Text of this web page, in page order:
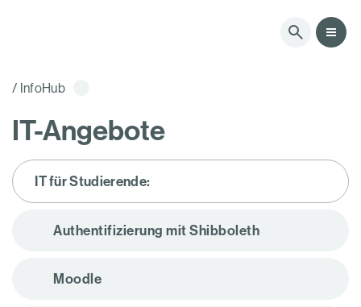
/ InfoHub
IT-Angebote
IT für Studierende:Schließen
Authentifizierung mit Shibboleth
Moodle